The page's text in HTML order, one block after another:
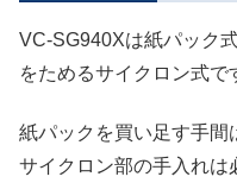
VC-SG940Xは紙パック
をためるサイクロン式で
紙パックを買い足す手間
サイクロン部の手入れは